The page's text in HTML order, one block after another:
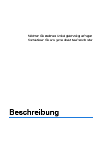
Möchten Sie mehrere Artikel gleichzeitig
Kontaktieren Sie uns gerne direkt telefonisch
Beschreibung